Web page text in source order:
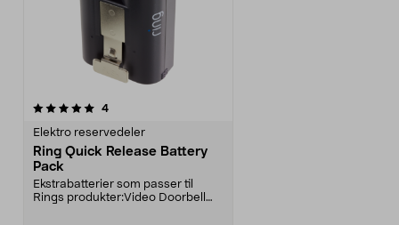
4anmeldelser
Elektro reservedeler
Ring Quick Release Battery
Pack
Ekstrabatterier som passer til
Rings produkter:Video Doorbell